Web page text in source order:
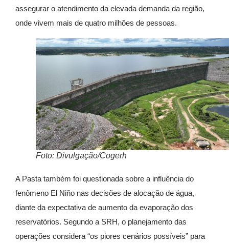
assegurar o atendimento da elevada demanda da região,
onde vivem mais de quatro milhões de pessoas.
Foto: Divulgação/Cogerh
A Pasta também foi questionada sobre a influência do
fenômeno El Niño nas decisões de alocação de água,
diante da expectativa de aumento da evaporação dos
reservatórios. Segundo a SRH, o planejamento das
operações considera “os piores cenários possíveis” para